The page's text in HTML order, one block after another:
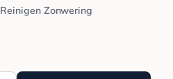
Reinigen Zonwering